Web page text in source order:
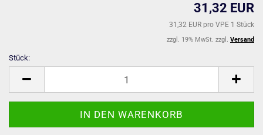
31,32 EUR
31,32 EUR pro VPE 1 Stück
zzgl. 19% MwSt. zzgl. Versand
Stück: